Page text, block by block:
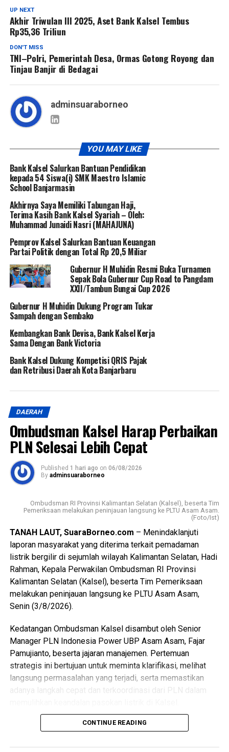
UP NEXT
Akhir Triwulan III 2025, Aset Bank Kalsel Tembus
Rp35,36 Triliun
DON'T MISS
TNI–Polri, Pemerintah Desa, Ormas Gotong Royong dan
Tinjau Banjir di Bedagai
adminsuaraborneo
YOU MAY LIKE
Bank Kalsel Salurkan Bantuan Pendidikan
kepada 54 Siswa(i) SMK Maestro Islamic
School Banjarmasin
Akhirnya Saya Memiliki Tabungan Haji,
Terima Kasih Bank Kalsel Syariah – Oleh:
Muhammad Junaidi Nasri (MAHAJUNA)
Pemprov Kalsel Salurkan Bantuan Keuangan
Partai Politik dengan Total Rp 20,5 Miliar
Gubernur H Muhidin Resmi Buka Turnamen
Sepak Bola Gubernur Cup Road to Pangdam
XXII/Tambun Bungai Cup 2026
Gubernur H Muhidin Dukung Program Tukar
Sampah dengan Sembako
Kembangkan Bank Devisa, Bank Kalsel Kerja
Sama Dengan Bank Victoria
Bank Kalsel Dukung Kompetisi QRIS Pajak
dan Retribusi Daerah Kota Banjarbaru
DAERAH
Ombudsman Kalsel Harap Perbaikan
PLN Selesai Lebih Cepat
Published 1 hari ago on 06/08/2026
By adminsuaraborneo
Ombudsman RI Provinsi Kalimantan Selatan (Kalsel), beserta Tim
Pemeriksaan melakukan peninjauan langsung ke PLTU Asam Asam.
(Foto/Ist)
TANAH LAUT, SuaraBorneo.com – Menindaklanjuti
laporan masyarakat yang diterima terkait pemadaman
listrik bergilir di sejumlah wilayah Kalimantan Selatan, Hadi
Rahman, Kepala Perwakilan Ombudsman RI Provinsi
Kalimantan Selatan (Kalsel), beserta Tim Pemeriksaan
melakukan peninjauan langsung ke PLTU Asam Asam,
Senin (3/8/2026).
Kedatangan Ombudsman Kalsel disambut oleh Senior
Manager PLN Indonesia Power UBP Asam Asam, Fajar
Pamujianto, beserta jajaran manajemen. Pertemuan
strategis ini bertujuan untuk meminta klarifikasi, melihat
langsung permasalahan yang terjadi, serta memastikan
adanya langkah cepat dan terkoordinasi dari PLN dalam
Hadi Rahman menyampaikan bahwa pemadaman listrik
sektor, mulai dari aktivitas rumah tangga warga, pelayanan
CONTINUE READING